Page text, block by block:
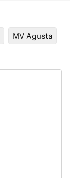
MV Agusta